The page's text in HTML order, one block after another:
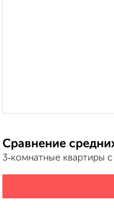
Сравнение
3‑комнатные квартиры